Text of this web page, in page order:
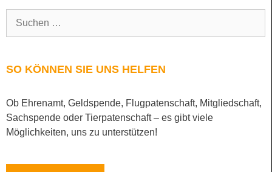
SO KÖNNEN SIE UNS HELFEN
Ob Ehrenamt, Geldspende, Flugpatenschaft, Mitgliedschaft,
Sachspende oder Tierpatenschaft – es gibt viele
Möglichkeiten, uns zu unterstützen!